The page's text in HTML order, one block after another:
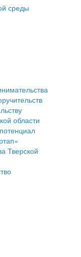
округа
малого и
малого и
среды
области
Тверской